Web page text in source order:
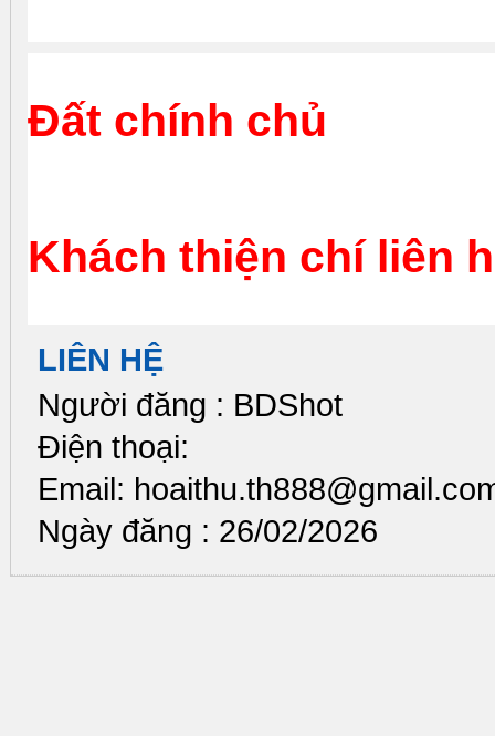
Đất chính chủ
Khách thiện chí liên
LIÊN HỆ
Người đăng : BDShot
Điện thoại:
Email:
Ngày đăng : 26/02/2026